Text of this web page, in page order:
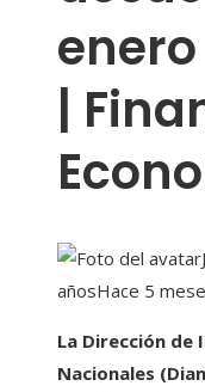
|
añosHace 5
La Dirección de
Nacionales